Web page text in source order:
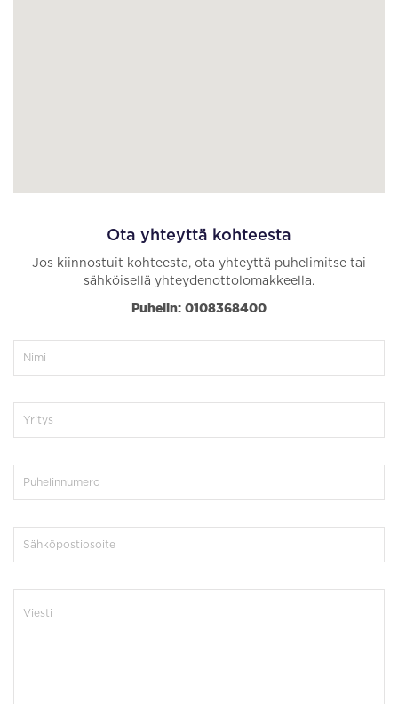
Ota yhteyttä kohteesta
Jos kiinnostuit kohteesta, ota yhteyttä puhelimitse tai
sähköisellä yhteydenottolomakkeella.
Puhelin: 0108368400